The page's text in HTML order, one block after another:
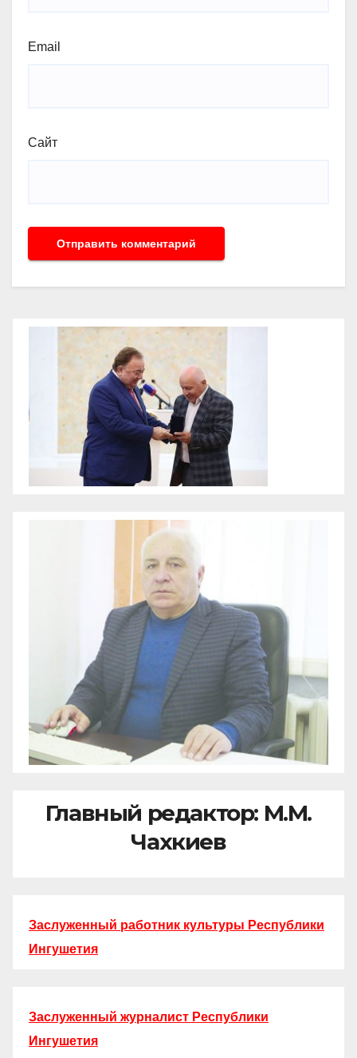
Email
Сайт
Главный редактор: М.М.
Чахкиев
Заслуженный работник культуры Республики
Ингушетия
Заслуженный журналист Республики
Ингушетия